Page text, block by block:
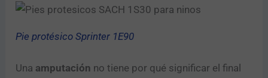
Pie protésico Sprinter 1E90
Una amputación no tiene por qué significar el final